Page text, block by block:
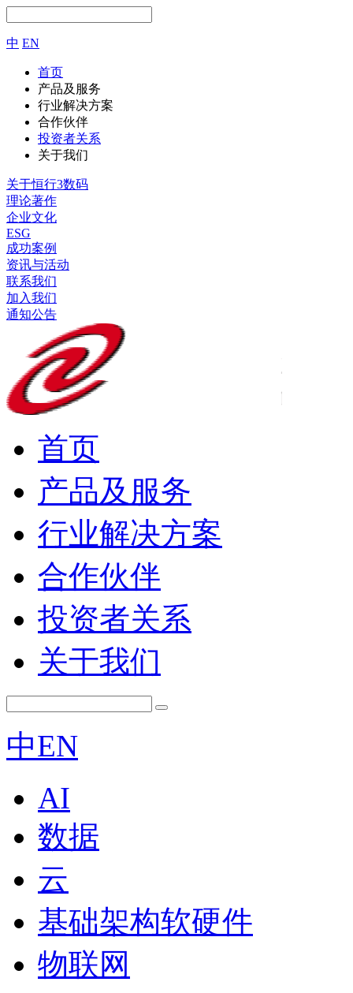
中 EN
首页
产品及服务
行业解决方案
合作伙伴
投资者关系
关于我们
关于恒行3数码
理论著作
企业文化
ESG
成功案例
资讯与活动
联系我们
加入我们
通知公告
首页
产品及服务
行业解决方案
合作伙伴
投资者关系
关于我们
中EN
AI
数据
云
基础架构软硬件
物联网